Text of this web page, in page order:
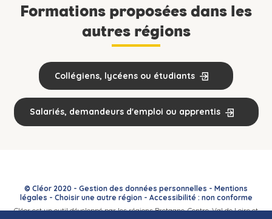
Formations proposées dans les
autres régions
Collégiens, lycéens ou étudiants
Salariés, demandeurs d'emploi ou apprentis
© Cléor 2020 - Gestion des données personnelles - Mentions
légales - Choisir une autre région- Accessibilité : non conforme
Cléor est un outil développé par les régions Bretagne, Centre-Val de Loire et